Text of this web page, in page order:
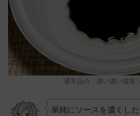
通常品の「濃い濃い濃厚
単純にソースを濃くし